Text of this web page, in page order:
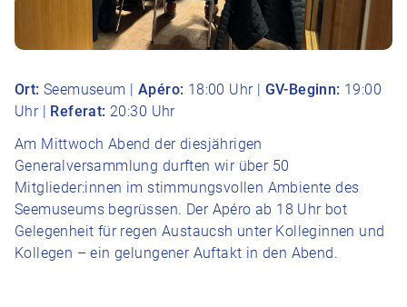
Ort: Seemuseum | Apéro: 18:00 Uhr | GV-Beginn: 19:00
Uhr | Referat: 20:30 Uhr
Am Mittwoch Abend der diesjährigen
Generalversammlung durften wir über 50
Mitglieder:innen im stimmungsvollen Ambiente des
Seemuseums begrüssen. Der Apéro ab 18 Uhr bot
Gelegenheit für regen Austaucsh unter Kolleginnen und
Kollegen – ein gelungener Auftakt in den Abend.